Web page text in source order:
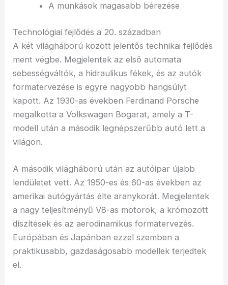
A munkások magasabb bérezése
Technológiai fejlődés a 20. században
A két világháború között jelentős technikai fejlődés
ment végbe. Megjelentek az első automata
sebességváltók, a hidraulikus fékek, és az autók
formatervezése is egyre nagyobb hangsúlyt
kapott. Az 1930-as években Ferdinand Porsche
megalkotta a Volkswagen Bogarat, amely a T-
modell után a második legnépszerűbb autó lett a
világon.
A második világháború után az autóipar újabb
lendületet vett. Az 1950-es és 60-as években az
amerikai autógyártás élte aranykorát. Megjelentek
a nagy teljesítményű V8-as motorok, a krómozott
díszítések és az aerodinamikus formatervezés.
Európában és Japánban ezzel szemben a
praktikusabb, gazdaságosabb modellek terjedtek
el.